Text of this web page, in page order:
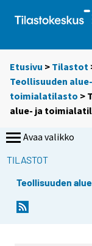
Etusivu > Tilastot
Teollisuuden
toimialatilasto >
alue- ja
Avaa valikko
TILASTOT
Teollisuuden